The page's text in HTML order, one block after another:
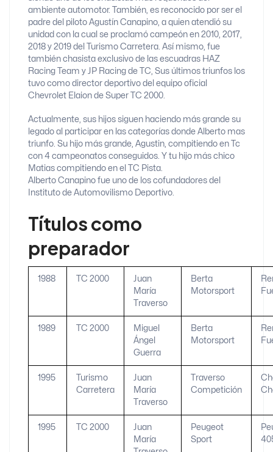
ambiente automotor. También, es reconocido por ser el
padre del piloto Agustín Canapino, a quien atendió su
unidad con la cual se proclamó campeón en 2010, 2017,
2018 y 2019 del Turismo Carretera. Así mismo, fue
también chasista exclusivo de las escuadras HAZ
Racing Team y JP Racing de TC, Sus últimos triunfos los
tuvo como director deportivo del equipo oficial
Chevrolet Elaion de Super TC 2000.
Actualmente, sus hijos siguen haciendo más grande su
legado al participar en las categorías donde Alberto mas
triunfo. Su hijo más grande, Agustin, compitiendo en Tc
con 4 campeonatos conseguidos. Y tu hijo más chico
Matias compitiendo en el TC Pista.
Alberto Canapino fue uno de los cofundadores del
Instituto de Automovilismo Deportivo.
Títulos como
preparador
1988 TC 2000
Juan
María
Traverso
Berta
Motorsport
1989 TC 2000
Miguel
Ángel
Guerra
Berta
Motorsport
1995
Turismo
Carretera
Juan
María
Traverso
Traverso
Competición
1995 TC 2000
Juan
María
Peugeot
Sport